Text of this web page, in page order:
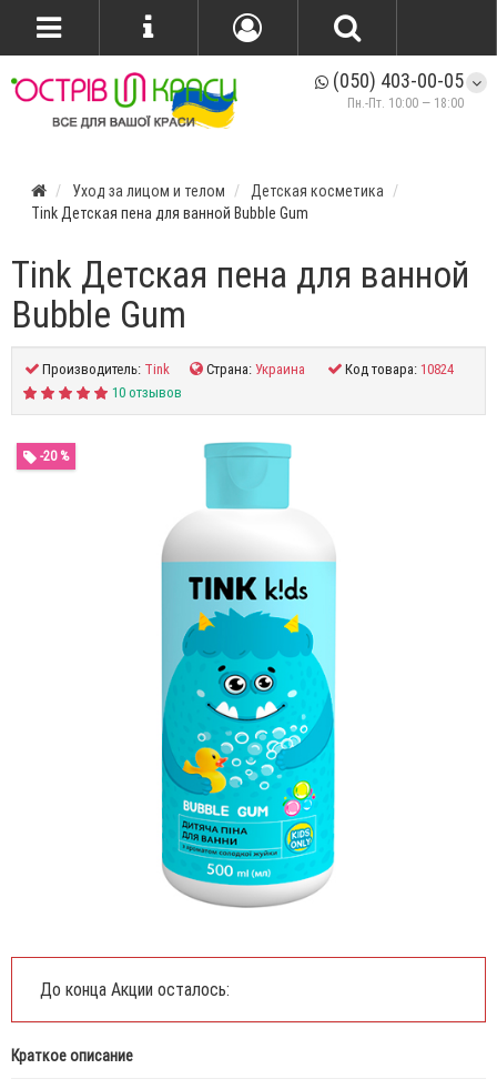
(050) 403-00-05
Пн.-Пт. 10:00 — 18:00
Уход за лицом и телом
Детская косметика
Tink Детская пена для ванной Bubble Gum
Tink Детская пена для ванной
Bubble Gum
Производитель: Tink Страна:Украина Код товара:10824
10 отзывов
-20 %
До конца Акции осталось:
Краткое описание